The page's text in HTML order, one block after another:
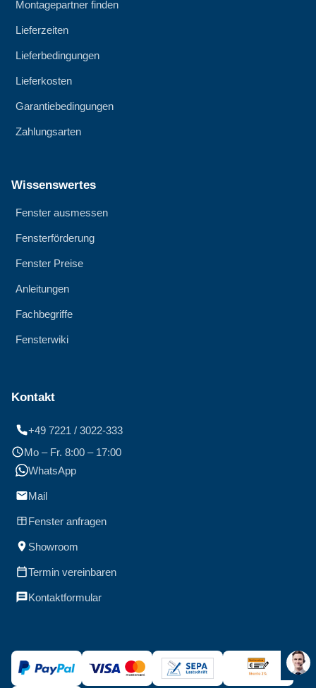
Montagepartner finden
Lieferzeiten
Lieferbedingungen
Lieferkosten
Garantiebedingungen
Zahlungsarten
Wissenswertes
Fenster ausmessen
Fensterförderung
Fenster Preise
Anleitungen
Fachbegriffe
Fensterwiki
Kontakt
+49 7221 / 3022-333
Mo – Fr. 8:00 – 17:00
WhatsApp
Mail
Fenster anfragen
Showroom
Termin vereinbaren
Kontaktformular